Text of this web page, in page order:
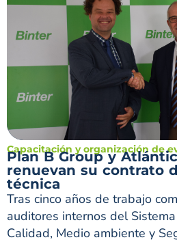
Capacitación y organización de
Plan B Group y
renuevan su contrato
técnica
Tras cinco años de trabajo
auditores internos del
Calidad, Medio ambiente y